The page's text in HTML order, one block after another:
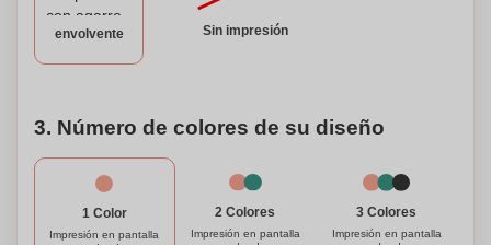
botella deportiva personalizada, diseñada para satisfacer
tus necesidades y tener un impacto positivo en el medio
ambiente.
envolvente Sin impresión
3. Número de colores de su diseño
1 Color
Impresión en pantalla
2 Colores
Impresión en pantalla
3 Colores
Impresión en pantalla